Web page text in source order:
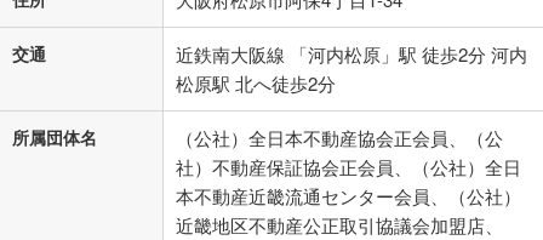
交通
近鉄南大阪線 「河内松原」駅 徒歩2分 河内
松原駅 北へ徒歩2分
所属団体名
（公社）全日本不動産協会正会員、（公
社）不動産保証協会正会員、（公社）全日
本不動産近畿流通センター会員、（公社）
近畿地区不動産公正取引協議会加盟店、